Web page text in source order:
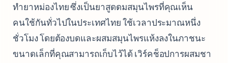
ทำยาหม่องไทย ซึ่งเป็นยาสูดดมสมุนไพรที่คุณเห็น
คนใช้กันทั่วไปในประเทศไทย ใช้เวลาประมาณหนึ่ง
ชั่วโมง โดยต้องบดและผสมสมุนไพรแห้งลงในภาชนะ
ขนาดเล็กที่คุณสามารถเก็บไว้ได้ เวิร์คช็อปการผสมชา